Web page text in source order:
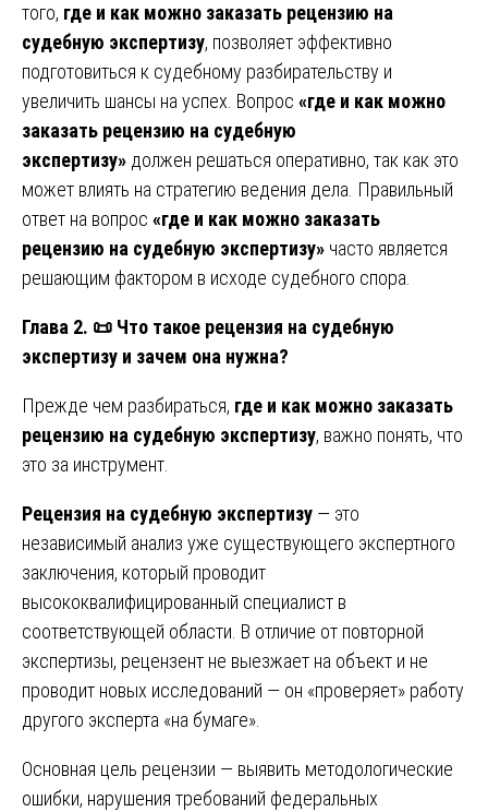
того, где и как можно заказать рецензию на
судебную экспертизу, позволяет эффективно
подготовиться к судебному разбирательству и
увеличить шансы на успех. Вопрос «где и как можно
заказать рецензию на судебную
экспертизу» должен решаться оперативно, так как это
может влиять на стратегию ведения дела. Правильный
ответ на вопрос «где и как можно заказать
рецензию на судебную экспертизу» часто является
решающим фактором в исходе судебного спора.
Глава 2. 📜 Что такое рецензия на судебную
экспертизу и зачем она нужна?
Прежде чем разбираться, где и как можно заказать
рецензию на судебную экспертизу, важно понять, что
это за инструмент.
Рецензия на судебную экспертизу — это
независимый анализ уже существующего экспертного
заключения, который проводит
высококвалифицированный специалист в
соответствующей области. В отличие от повторной
экспертизы, рецензент не выезжает на объект и не
проводит новых исследований — он «проверяет» работу
другого эксперта «на бумаге».
Основная цель рецензии — выявить методологические
ошибки, нарушения требований федеральных